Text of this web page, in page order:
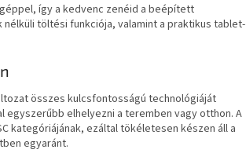
így a kedvenc zenéid a beépített
töltési funkciója, valamint a praktikus tablet-
összes kulcsfontosságú technológiáját
elhelyezni a teremben vagy otthon. A
kategóriájának, ezáltal tökéletesen készen áll a
egyaránt.